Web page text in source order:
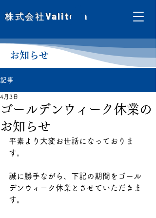
株式会社Valitech
お知らせ
記事
ゴールデンウィーク休業の
お知らせ
4月3日
平素より大変お世話になっておりま
す。
誠に勝手ながら、下記の期間をゴール
デンウィーク休業とさせていただきま
す。